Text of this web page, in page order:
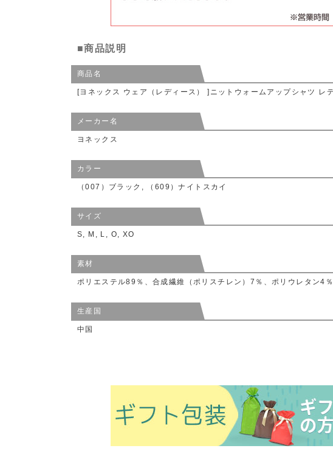
■商品説明
商品名
[ヨネックス ウェア（レディース） ]ニットウォームアップシャツ レ
メーカー名
ヨネックス
カラー
（007）ブラック, （609）ナイトスカイ
サイズ
S, M, L, O, XO
素材
ポリエステル89％、合成繊維（ポリスチレン）7％、ポリウレタン4％
生産国
中国